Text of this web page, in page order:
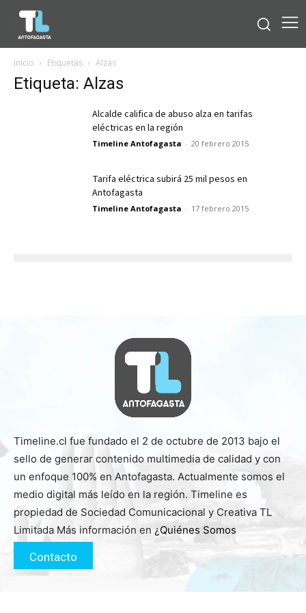
Inicio Etiquetas Alzas
Etiqueta: Alzas
Alcalde califica de abuso alza en tarifas
eléctricas en la región
Timeline Antofagasta - 20 febrero 2015
Tarifa eléctrica subirá 25 mil pesos en
Antofagasta
Timeline Antofagasta - 17 febrero 2015
Timeline.cl fue fundado el 2 de octubre de 2013 bajo el
sello de generar contenido multimedia de calidad y con
un enfoque 100% en Antofagasta. Actualmente somos el
medio digital más leído en la región. Timeline es
propiedad de Sociedad Comunicacional y Creativa TL
Limitada Más información en ¿Quiénes Somos
Contacto